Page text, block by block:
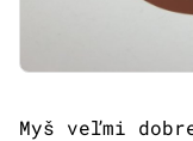
Myš veľmi